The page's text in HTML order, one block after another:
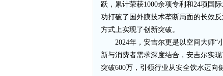
跃，累计荣获1000余项专利和24项国
功打破了国外膜技术垄断局面的长效
方式上实现了创新突破。
2024年，安吉尔更是以空间大师“
新与消费者需求深度结合，安吉尔实
突破600万，引领行业从安全饮水迈向